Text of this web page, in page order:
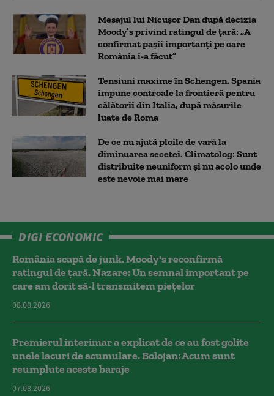
Mesajul lui Nicușor Dan după decizia
Moody’s privind ratingul de țară: „A
confirmat pașii importanți pe care
România i-a făcut”
Tensiuni maxime în Schengen. Spania
impune controale la frontieră pentru
călătorii din Italia, după măsurile
luate de Roma
De ce nu ajută ploile de vară la
diminuarea secetei. Climatolog: Sunt
distribuite neuniform și nu acolo unde
este nevoie mai mare
DIGI ECONOMIC
România scapă de junk. Moody's reconfirmă
ratingul de țară. Nazare: Un semnal important pe
care am dorit să-l transmitem piețelor
08.08.2026
Premierul interimar a explicat de ce au fost golite
unele lacuri de acumulare. Bolojan: Acum sunt
reumplute aceste baraje
07.08.2026